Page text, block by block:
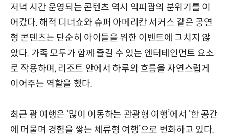
저녁 시간 운영되는 콘텐츠 역시 익피괌의 분위기를 이
어갔다. 해적 디너쇼와 슈퍼 아메리칸 서커스 같은 공연
형 콘텐츠는 단순히 아이들을 위한 이벤트에 그치지 않
았다. 가족 모두가 함께 즐길 수 있는 엔터테인먼트 요소
로 작용하며, 리조트 안에서 하루의 흐름을 자연스럽게
이어주는 역할을 했다.
최근 괌 여행은 ‘많이 이동하는 관광형 여행’에서 ‘한 공간
에 머물며 경험을 쌓는 체류형 여행’으로 변화하고 있다.